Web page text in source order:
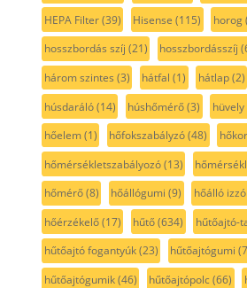
HEPA Filter(39) Hisense (115) horog
hosszbordás szíj (21) hosszbordásszíj
három szintes (3) hátfal (1) hátlap(2)
húsdaráló(14) húshőmérő(3) hüvely
hőelem(1) hőfokszabályzó(48)
hőmérsékletszabályozó(13)
hőmérő(8) hőállógumi (9) hőálló izzó
hőérzékelő(17) hűtő(634) hűtőajtó-
hűtőajtó fogantyúk(23) hűtőajtógumi
hűtőajtógumik(46) hűtőajtópolc(66)